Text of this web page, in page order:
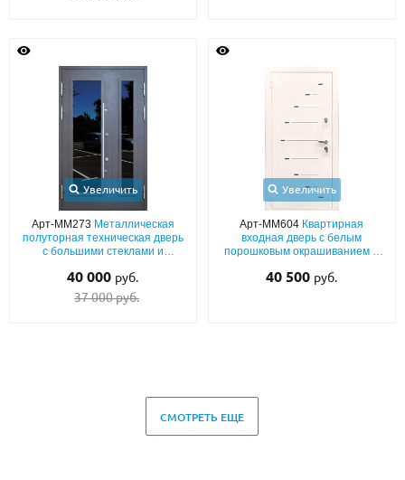
Увеличить
Арт-ММ273 Металлическая
полуторная техническая дверь
с большими стеклами и
окрашиванием
40 000 руб.
37 000 руб.
Увеличить
Арт-ММ604 Квартирная
входная дверь с белым
порошковым окрашиванием и
40 500 руб.
СМОТРЕТЬ ЕЩЕ